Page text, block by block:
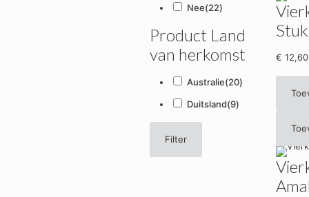
Nee(22)
Product Land
van herkomst
Australie(20)
Duitsland(9)
Filter
€ 12,60